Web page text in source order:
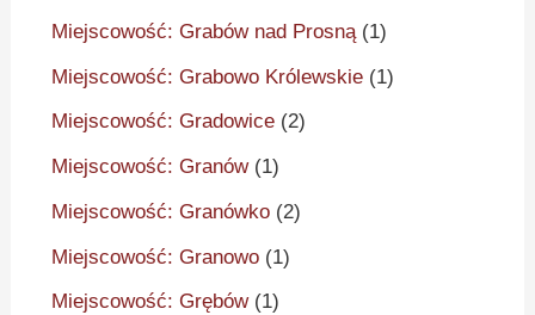
Miejscowość: Grabów nad Prosną (1)
Miejscowość: Grabowo Królewskie (1)
Miejscowość: Gradowice (2)
Miejscowość: Granów(1)
Miejscowość: Granówko (2)
Miejscowość: Granowo (1)
Miejscowość: Grębów(1)